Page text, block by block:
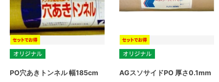
PO穴あきトンネル 幅185cm AGスソサイドPO 厚さ0.1mm